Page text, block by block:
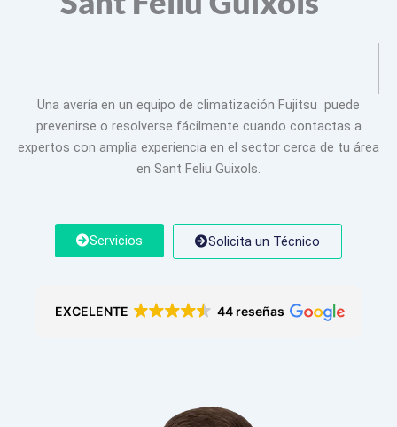
Una avería en un equipo de climatización Fujitsu puede
prevenirse o resolverse fácilmente cuando contactas a
expertos con amplia experiencia en el sector cerca de tu área
en Sant Feliu Guixols.
Servicios Solicita un Técnico
EXCELENTE 44 reseñas